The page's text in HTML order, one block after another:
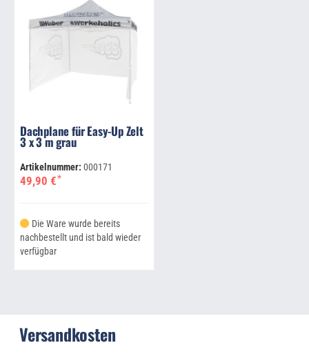
Dachplane für Easy-Up Zelt
3 x 3 m grau
Artikelnummer: 000171
49,90 €*
Die Ware wurde bereits
nachbestellt und ist bald wieder
verfügbar
Versandkosten